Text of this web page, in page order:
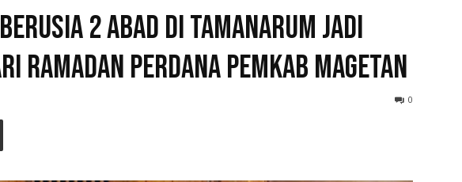
Kata
2 Abad di Tamanarum Jadi
Ramadan Perdana Pemkab Magetan
0